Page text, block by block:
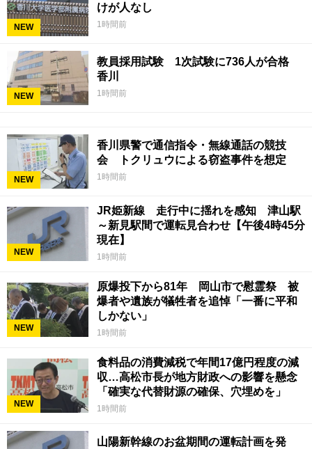
NEW
けが人なし
1時間前
NEW
教員採用試験 1次試験に736人が合格
香川
1時間前
NEW
香川県警で通信指令・無線通話の競技
会 トクリュウによる窃盗事件を想定
1時間前
NEW
JR姫新線 走行中に揺れを感知 津山駅
～新見駅間で運転見合わせ【午後4時45分
現在】
1時間前
NEW
原爆投下から81年 岡山市で慰霊祭 被
爆者や遺族が犠牲者を追悼「一番に平和
しかない」
1時間前
NEW
食料品の消費減税で年間17億円程度の減
収…高松市長が地方財政への影響を懸念
「確実な代替財源の確保、穴埋めを」
1時間前
山陽新幹線のお盆期間の運転計画を発